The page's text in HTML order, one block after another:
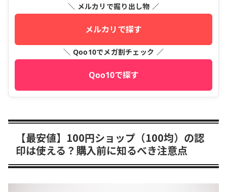
＼ メルカリで掘り出し物 ／
メルカリで探す
＼ Qoo10でメガ割チェック ／
Qoo10で探す
【最安値】100円ショップ（100均）の認
印は使える？購入前に知るべき注意点